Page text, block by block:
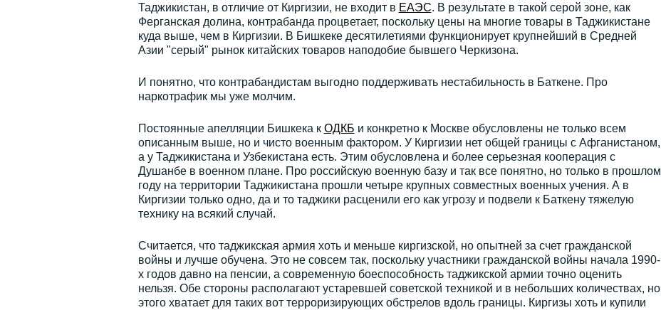
Таджикистан, в отличие от Киргизии, не входит в ЕАЭС. В результате в такой серой зоне, как
Ферганская долина, контрабанда процветает, поскольку цены на многие товары в Таджикистане
куда выше, чем в Киргизии. В Бишкеке десятилетиями функционирует крупнейший в Средней
Азии "серый" рынок китайских товаров наподобие бывшего Черкизона.
И понятно, что контрабандистам выгодно поддерживать нестабильность в Баткене. Про
наркотрафик мы уже молчим.
Постоянные апелляции Бишкека к ОДКБ и конкретно к Москве обусловлены не только всем
описанным выше, но и чисто военным фактором. У Киргизии нет общей границы с Афганистаном,
а у Таджикистана и Узбекистана есть. Этим обусловлена и более серьезная кооперация с
Душанбе в военном плане. Про российскую военную базу и так все понятно, но только в прошлом
году на территории Таджикистана прошли четыре крупных совместных военных учения. А в
Киргизии только одно, да и то таджики расценили его как угрозу и подвели к Баткену тяжелую
технику на всякий случай.
Считается, что таджикская армия хоть и меньше киргизской, но опытней за счет гражданской
войны и лучше обучена. Это не совсем так, поскольку участники гражданской войны начала 1990-
х годов давно на пенсии, а современную боеспособность таджикской армии точно оценить
нельзя. Обе стороны располагают устаревшей советской техникой и в небольших количествах, но
этого хватает для таких вот терроризирующих обстрелов вдоль границы. Киргизы хоть и купили